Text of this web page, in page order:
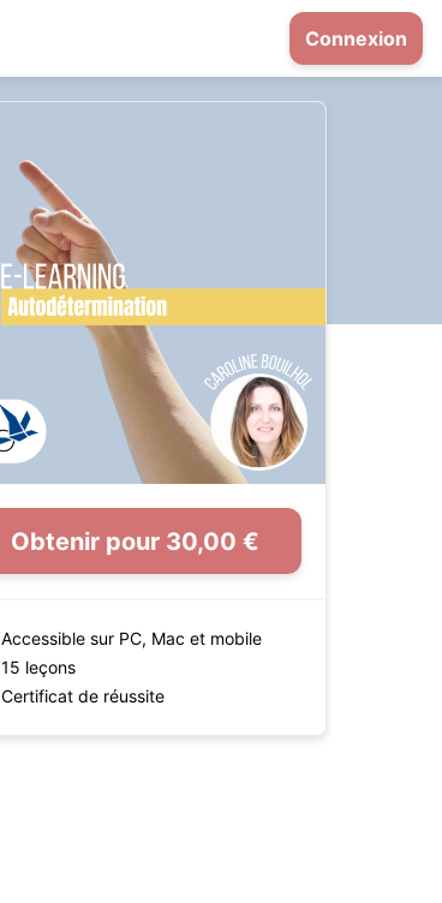
Connexion
Obtenir pour 30,00 €
Accessible sur PC, Mac et mobile
15 leçons
Certificat de réussite